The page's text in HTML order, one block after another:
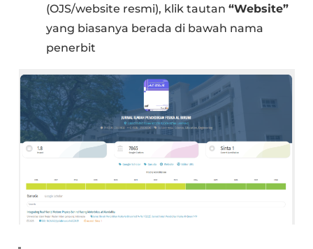
(OJS/website resmi), klik tautan“Website”
yang biasanya berada di bawah nama
penerbit